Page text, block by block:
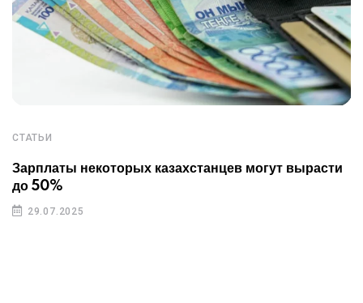
СТАТЬИ
Зарплаты некоторых казахстанцев могут вырасти
до 50%
29.07.2025